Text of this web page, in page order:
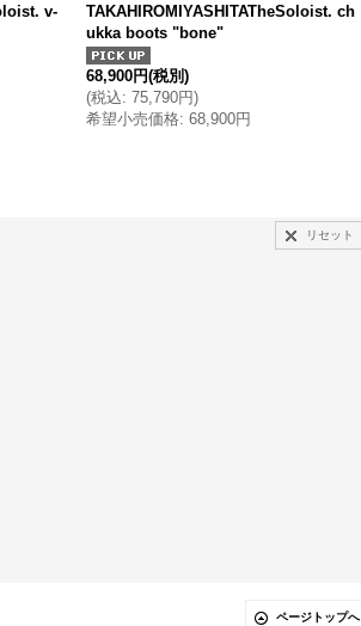
v-
TAKAHIROMIYASHITATheSoloist. ch
ukka boots "bone"
68,900円(税別)
(税込: 75,790円)
希望小売価格: 68,900円
リセット
ページトップへ